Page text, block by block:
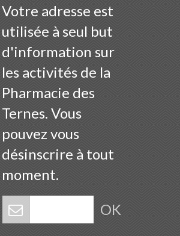
Votre adresse est
utilisée à seul but
d'information sur
les activités de la
Pharmacie des
Ternes. Vous
pouvez vous
désinscrire à tout
moment.
OK